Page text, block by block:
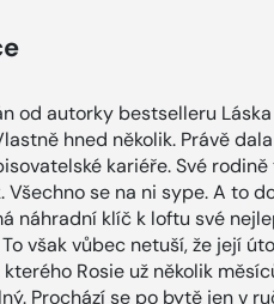
od autorky bestselleru
hned několik. Právě
kariéře. Své
Všechno se na ni sype. A to
náhradní klíč k loftu své
však vůbec netuší, že její
Rosie už několik
Prochází se po bytě jen v